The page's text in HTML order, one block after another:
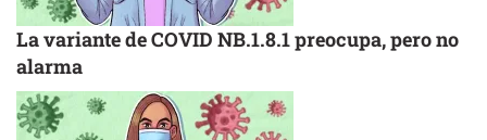
La variante de COVID NB.1.8.1 preocupa, pero no
alarma